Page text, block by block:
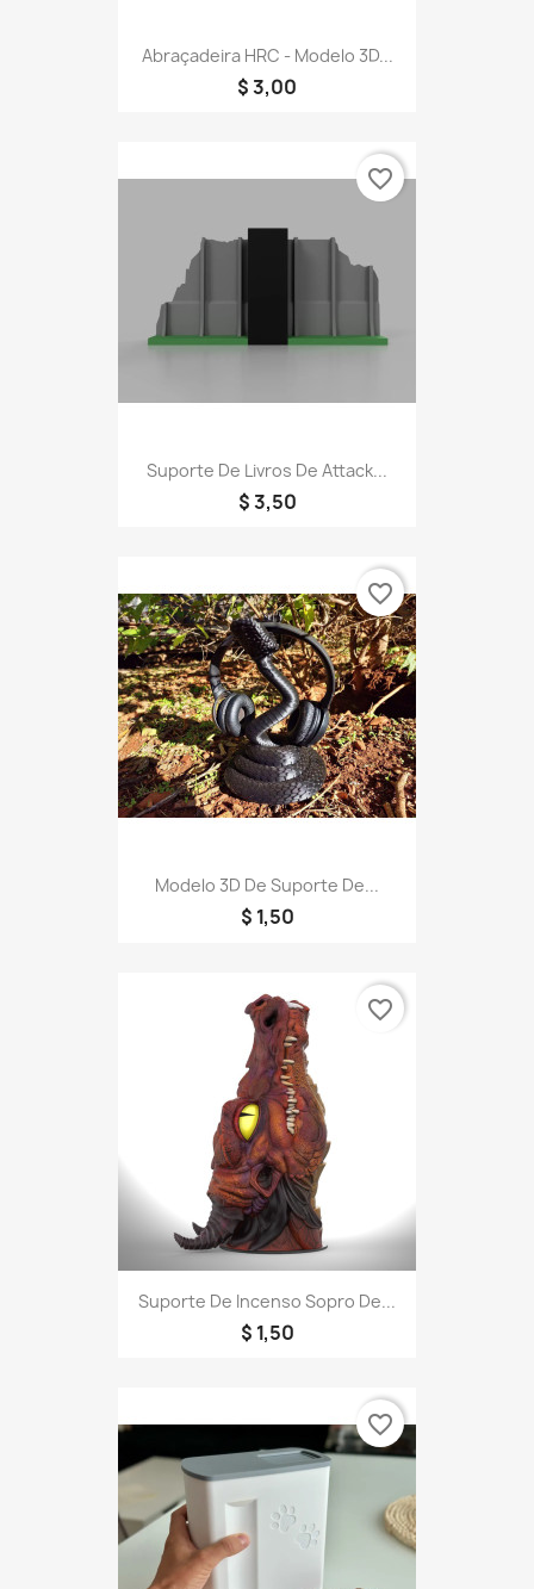
Abraçadeira HRC - Modelo 3D...
$ 3,00
Suporte De Livros De Attack...
$ 3,50
favorite_border
Modelo 3D De Suporte De...
$ 1,50
favorite_border
Suporte De Incenso Sopro De...
$ 1,50
favorite_border
favorite_border